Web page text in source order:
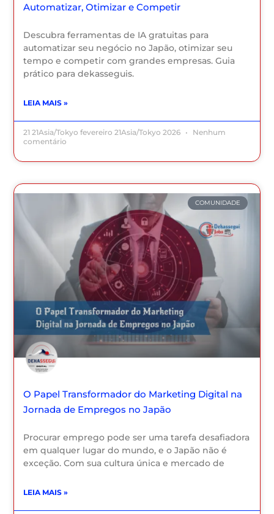
Automatizar, Otimizar e Competir
Descubra ferramentas de IA gratuitas para
automatizar seu negócio no Japão, otimizar seu
tempo e competir com grandes empresas. Guia
prático para dekasseguis.
LEIA MAIS »
21 21Asia/Tokyo fevereiro 21Asia/Tokyo 2026
Nenhum
comentário
COMUNIDADE
O Papel Transformador do Marketing Digital na
Jornada de Empregos no Japão
Procurar emprego pode ser uma tarefa desafiadora
em qualquer lugar do mundo, e o Japão não é
exceção. Com sua cultura única e mercado de
LEIA MAIS »